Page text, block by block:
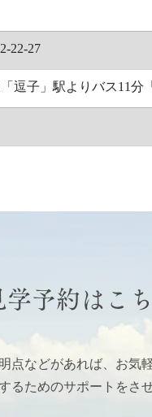
22-27
逗子」駅よりバス11分
学予約はこ
点などがあれば、お気
るためのサポートをさ